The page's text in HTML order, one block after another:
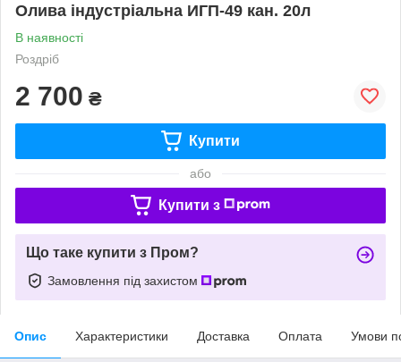
Олива індустріальна ИГП-49 кан. 20л
В наявності
Роздріб
2 700 ₴
Купити
або
Купити з
Що таке купити з Пром?
Замовлення під захистом
Опис Характеристики Доставка Оплата Умови